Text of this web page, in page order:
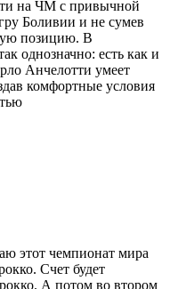
на ЧМ с привычной
Боливии и не сумев
позицию. В
однозначно: есть как и
Анчелотти умеет
комфортные условия
этот чемпионат мира
Счет будет
А потом во втором